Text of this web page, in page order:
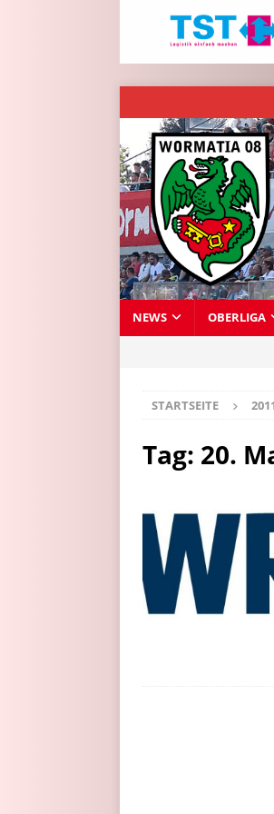
NEWS OBERLIGA
STARTSEITE
Tag: 20.